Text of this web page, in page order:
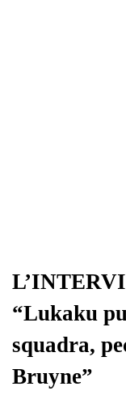
“Lukaku
squadra,
Bruyne”